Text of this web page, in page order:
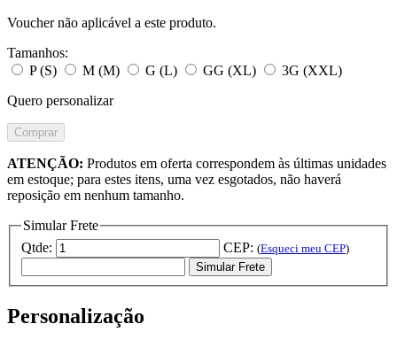
Voucher não aplicável a este produto.
Tamanhos:
P (S)
M (M) G (L) GG (XL)
3G (XXL)
Quero personalizar
Comprar
ATENÇÃO: Produtos em oferta correspondem às últimas unidades
em estoque; para estes itens, uma vez esgotados, não haverá
reposição em nenhum tamanho.
Simular Frete
Qtde:
CEP: (Esqueci meu CEP)
Simular Frete
Personalização